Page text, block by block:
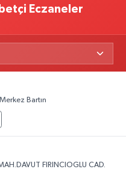
Eczaneler
Bartın
FIRINCIOGLU CAD.